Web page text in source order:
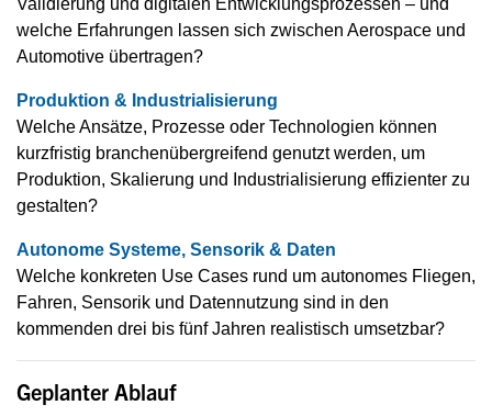
Validierung und digitalen Entwicklungsprozessen – und
welche Erfahrungen lassen sich zwischen Aerospace und
Automotive übertragen?
Produktion & Industrialisierung
Welche Ansätze, Prozesse oder Technologien können
kurzfristig branchenübergreifend genutzt werden, um
Produktion, Skalierung und Industrialisierung effizienter zu
gestalten?
Autonome Systeme, Sensorik & Daten
Welche konkreten Use Cases rund um autonomes Fliegen,
Fahren, Sensorik und Datennutzung sind in den
kommenden drei bis fünf Jahren realistisch umsetzbar?
Geplanter Ablauf